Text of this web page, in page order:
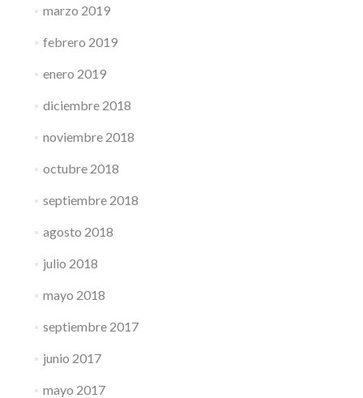
marzo 2019
febrero 2019
enero 2019
diciembre 2018
noviembre 2018
octubre 2018
septiembre 2018
agosto 2018
julio 2018
mayo 2018
septiembre 2017
junio 2017
mayo 2017